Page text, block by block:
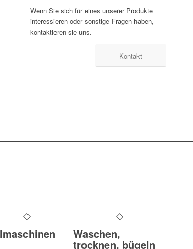
Wenn Sie sich für eines unserer Produkte
interessieren oder sonstige Fragen haben,
kontaktieren sie uns.
Kontakt
Waschen,
trocknen, bügeln